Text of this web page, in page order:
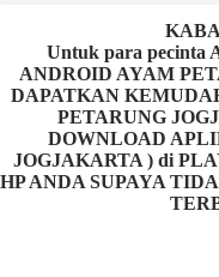
Untuk para pecinta
ANDROID AYAM
DAPATKAN
PETARUNG
DOWNLOAD
JOGJAKARTA ) di
HP ANDA SUPAYA